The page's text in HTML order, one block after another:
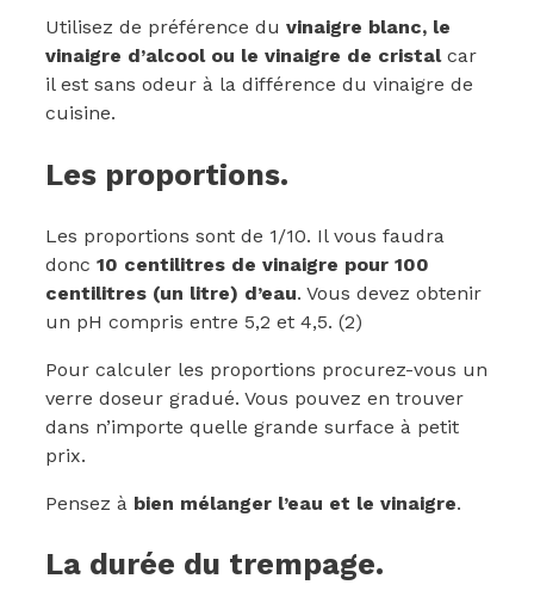
Utilisez de préférence du vinaigre blanc, le
vinaigre d’alcool ou le vinaigre de cristalcar
il est sans odeur à la différence du vinaigre de
cuisine.
Les proportions.
Les proportions sont de 1/10. Il vous faudra
donc 10 centilitres de vinaigre pour 100
centilitres (un litre) d’eau. Vous devez obtenir
un pH compris entre 5,2 et 4,5. (2)
Pour calculer les proportions procurez-vous un
verre doseur gradué. Vous pouvez en trouver
dans n’importe quelle grande surface à petit
prix.
Pensez à bien mélanger l’eau et le vinaigre.
La durée du trempage.